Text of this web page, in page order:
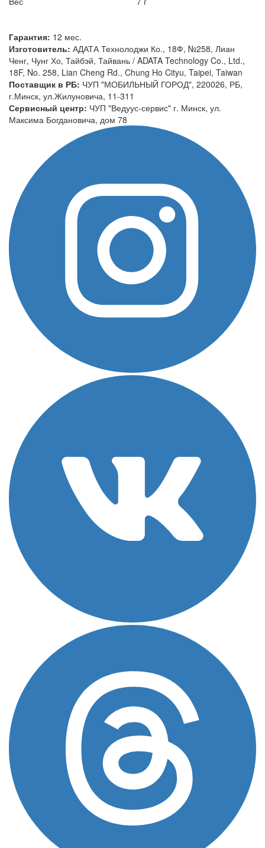
Гарантия: 12 мес.
Изготовитель: АДАТА Технолоджи Ко., 18Ф, №258, Лиан
Ченг, Чунг Хо, Тайбэй, Тайвань / ADATA Technology Co., Ltd.,
18F, No. 258, Lian Cheng Rd., Chung Ho Cityu, Taipei, Taiwan
Поставщик в РБ: ЧУП "МОБИЛЬНЫЙ ГОРОД", 220026, РБ,
г.Минск, ул.Жилуновича, 11-311
Сервисный центр: ЧУП "Ведуус-сервис" г. Минск, ул.
Максима Богдановича, дом 78